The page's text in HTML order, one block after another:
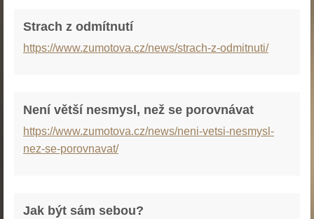
Strach z odmítnutí
https://www.zumotova.cz/news/strach-z-odmitnuti/
Není větší nesmysl, než se porovnávat
https://www.zumotova.cz/news/neni-vetsi-nesmysl-
nez-se-porovnavat/
Jak být sám sebou?